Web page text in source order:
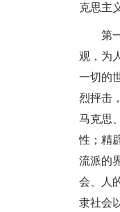
克思主
第
观，为
一切的
烈抨击
马克思
性；精
流派的
会、人
隶社会